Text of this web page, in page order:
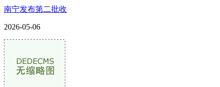
南宁发布第二批收
2026-05-06